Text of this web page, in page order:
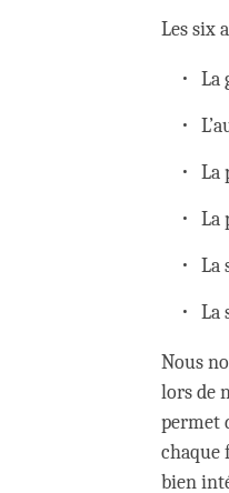
Les six
La
La
La
La
La
Nous
lors de
permet
chaque
bien